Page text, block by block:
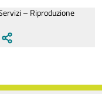
– Riproduzione